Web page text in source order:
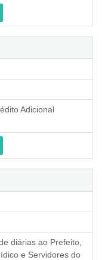
Adicional
diárias ao Prefeito,
e Servidores do